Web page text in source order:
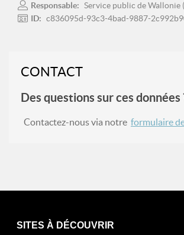
Responsable: Service public de Wallonie
ID: c836095d-93c3-4bad-9887-
CONTACT
Des questions sur ces données
Contactez-nous via notre formulaire
SITES À DÉCOUVRIR